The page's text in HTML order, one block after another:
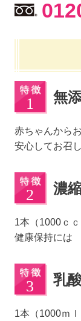
無
赤ちゃんから
安心してお召
濃
1本（1000ｃ
健康保持には
乳
1本（1000ｍ